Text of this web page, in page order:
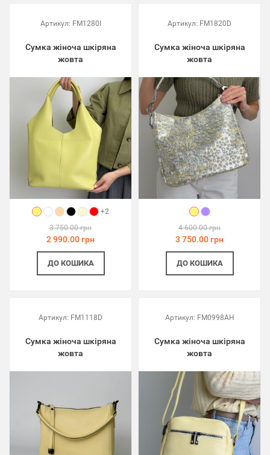
Артикул: FM1280I
Сумка жіноча шкіряна
жовта
+2
3 750.00 грн
2 990.00 грн
ДО КОШИКА
Артикул: FM1820D
Сумка жіноча шкіряна
жовта
4 600.00 грн
3 750.00 грн
ДО КОШИКА
Артикул: FM1118D
Сумка жіноча шкіряна
жовта
Артикул: FM0998AH
Сумка жіноча шкіряна
жовта